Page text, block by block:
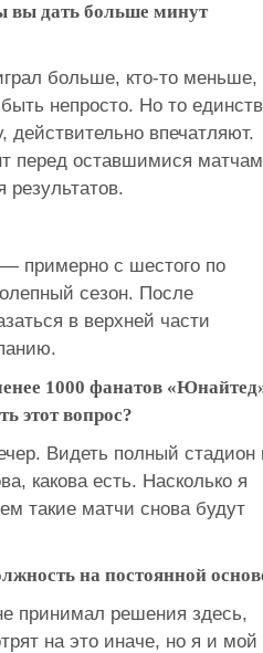
вы дать больше минут
больше, кто-то меньше,
непросто. Но то
впечатляют.
перед оставшимися
примерно с шестого по
сезон. После
в верхней части
1000 фанатов
этот вопрос?
Видеть полный стадион
какова есть. Насколько я
такие матчи снова будут
на постоянной
принимал решения здесь,
на это иначе, но я и мой